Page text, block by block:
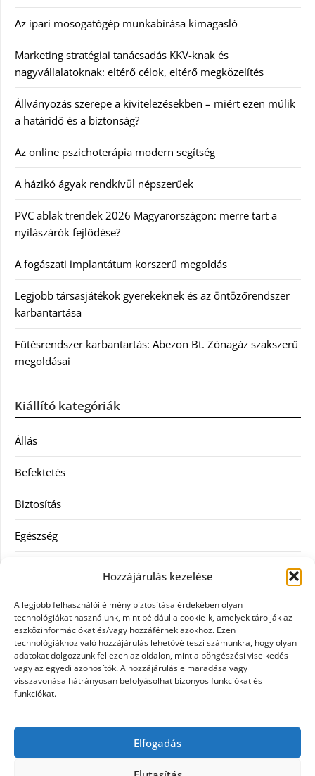
Hozzájárulás kezelése
A legjobb felhasználói élmény biztosítása érdekében olyan
technológiákat használunk, mint például a cookie-k, amelyek tárolják az
eszközinformációkat és/vagy hozzáférnek azokhoz. Ezen
technológiákhoz való hozzájárulás lehetővé teszi számunkra, hogy olyan
adatokat dolgozzunk fel ezen az oldalon, mint a böngészési viselkedés
vagy az egyedi azonosítók. A hozzájárulás elmaradása vagy
visszavonása hátrányosan befolyásolhat bizonyos funkciókat és
funkciókat.
Elfogadás
Az ipari mosogatógép munkabírása kimagasló
Marketing stratégiai tanácsadás KKV-knak és
nagyvállalatoknak: eltérő célok, eltérő megközelítés
Állványozás szerepe a kivitelezésekben – miért ezen múlik
a határidő és a biztonság?
Az online pszichoterápia modern segítség
A házikó ágyak rendkívül népszerűek
PVC ablak trendek 2026 Magyarországon: merre tart a
nyílászárók fejlődése?
A fogászati implantátum korszerű megoldás
Legjobb társasjátékok gyerekeknek és az öntözőrendszer
karbantartása
Fűtésrendszer karbantartás: Abezon Bt. Zónagáz szakszerű
megoldásai
Kiállító kategóriák
Állás
Befektetés
Biztosítás
Egészség
Ingatlan
Művészetek és szórakozás
Múzeumok
Szolgáltatás
Szórakozás
Webáruház